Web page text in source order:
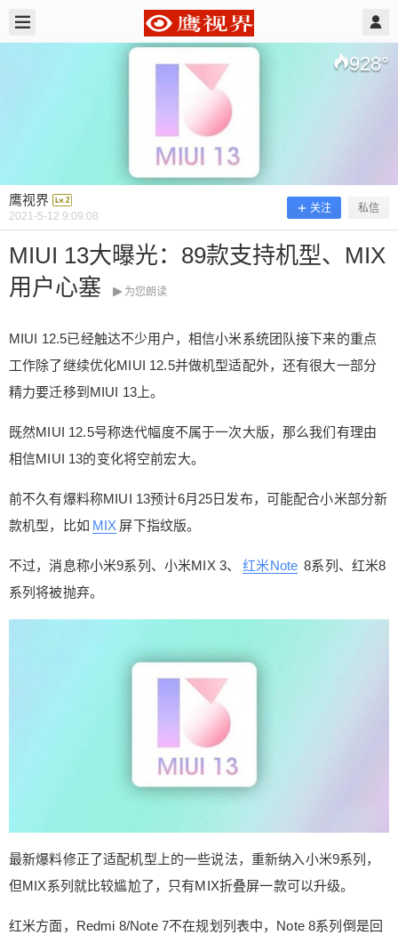
928°
鹰视界
2021-5-12 9:09:08
关注 私信
MIUI 13大曝光：89款支持机型、MIX
用户心塞
为您朗读
MIUI 12.5已经触达不少用户，相信小米系统团队接下来的重点
工作除了继续优化MIUI 12.5并做机型适配外，还有很大一部分
精力要迁移到MIUI 13上。
既然MIUI 12.5号称迭代幅度不属于一次大版，那么我们有理由
相信MIUI 13的变化将空前宏大。
前不久有爆料称MIUI 13预计6月25日发布，可能配合小米部分新
款机型，比如 MIX 屏下指纹版。
不过，消息称小米9系列、小米MIX 3、 红米Note 8系列、红米8
系列将被抛弃。
最新爆料修正了适配机型上的一些说法，重新纳入小米9系列，
但MIX系列就比较尴尬了，只有MIX折叠屏一款可以升级。
红米方面，Redmi 8/Note 7不在规划列表中，Note 8系列倒是回
鹰视界 @ 鹰视界 2021/5/12
MIUI 13大曝光：89款支持机型、MIX
用户心塞
MIUI 12.5已经触达不少用户，相信小米系统团队接
配外，还有很大一部分精力要迁移到MIUI 13上。
既然MIUI 12.5号称迭代幅度不属于一次大版，那么
久有爆料称MIUI 13预计6月25日发布，可能配合小
米部分新款机型，比如MIX屏下指纹版。 不过，消
米8系列将被抛弃。 最新爆料修正了适配机型上的
一些说法，重新纳入小米9系列，但MIX系列就比较
倒是回归了。 当然，目前出现的这89款设备只是初
步名单，还请以最终的官方说法为准。毕竟，小米
MIX 2S、小米8系列同样不在MIUI 12.5前两批支持
名单，却还是会得到升级。 0 收藏